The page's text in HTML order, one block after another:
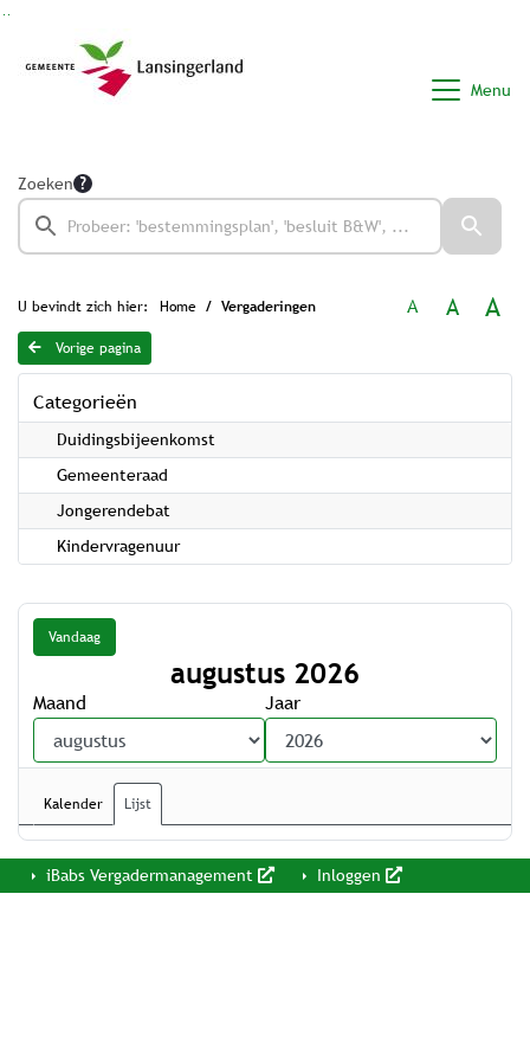
Menu
Zoeken
U bevindt zich hier: Home Vergaderingen A A A
Vorige pagina
Categorieën
Duidingsbijeenkomst
Gemeenteraad
Jongerendebat
Kindervragenuur
Vandaag
augustus 2026
Maand Jaar
Kalender Lijst
iBabs Vergadermanagement Inloggen